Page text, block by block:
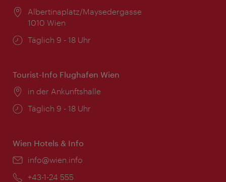
Ort:
Albertinaplatz/Maysedergasse
1010 Wien
Öffnungszeiten:
Täglich 9 - 18 Uhr
Tourist-Info Flughafen Wien
Ort:
in der Ankunftshalle
Öffnungszeiten:
Täglich 9 - 18 Uhr
Wien Hotels & Info
Email:
info@wien.info
Telefon:
+43-1-24 555